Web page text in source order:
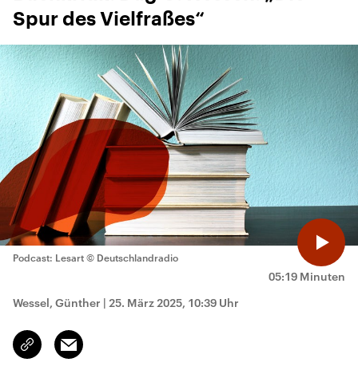
Spur des Vielfraßes“
05:19 Minuten
Podcast: Lesart © Deutschlandradio
Wessel, Günther | 25. März 2025, 10:39 Uhr
Link
kopieren/teilen
Email